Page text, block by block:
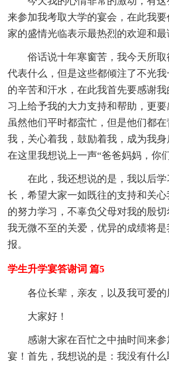
来参加我考取大学的宴会，在此我
家的盛情光临表示最热烈的欢迎和最
俗话说十年寒窗苦，我今天所
代表什么，但是这些都倾注了不光我
的辛苦和汗水，在此我首先要感谢
习上给予我的大力支持和帮助，更要
虽然他们平时都蛮忙，但是他们都
我，关心着我，鼓励着我，成为我身
在这里我想说上一声“爸爸妈妈，你
在此，我还想说的是，我以后
长，希望大家一如既往的支持和关
的努力学习，不辜负父母对我的殷
我无微不至的关爱，优异的成绩将
报。
学生升学宴答谢词 篇5
各位长辈，亲友，以及我可爱的
大家好！
感谢大家在百忙之中抽时间来
宴！首先，我想说的是：我没有什